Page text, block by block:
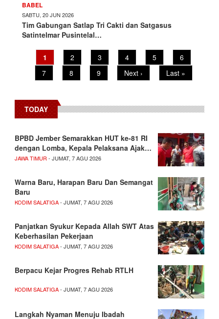
BABEL
SABTU, 20 JUN 2026
Tim Gabungan Satlap Tri Cakti dan Satgasus
Satintelmar Pusintelal…
PaginationCurrent
page
1 Page
2 Page
3 Page
4 Page
5 Page
6
Page
7 Page
8 Page
9
Next
page
Next ›
Last
page
Last »
TODAY
BPBD Jember Semarakkan HUT ke-81 RI
dengan Lomba, Kepala Pelaksana Ajak…
JAWA TIMUR - JUMAT, 7 AGU 2026
Warna Baru, Harapan Baru Dan Semangat
Baru
KODIM SALATIGA- JUMAT, 7 AGU 2026
Panjatkan Syukur Kepada Allah SWT Atas
Keberhasilan Pekerjaan
KODIM SALATIGA- JUMAT, 7 AGU 2026
Berpacu Kejar Progres Rehab RTLH
KODIM SALATIGA- JUMAT, 7 AGU 2026
Langkah Nyaman Menuju Ibadah